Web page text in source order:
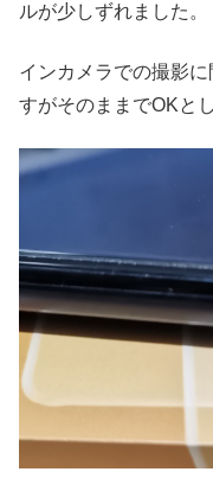
ルが少しずれました。
インカメラでの撮影
すがそのままでOKと